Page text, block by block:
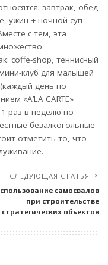
завтрак, обед
ужин + ночной суп
с тем, эта
coffe-shop, теннисный
клуб для малышей
день по
«A’LA CARTE»
раз в неделю по
безалкогольные
отметить то, что
СЛЕДУЮЩАЯ СТАТЬЯ
самосвалов
при строительстве
стратегических объектов